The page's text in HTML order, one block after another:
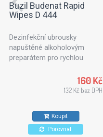
Buzil Budenat Rapid
Wipes D 444
Dezinfekční ubrousky
napuštěné alkoholovým
preparátem pro rychlou
utěrky vhodné pro použití v
potravinářském průmyslu,
povrchů odolných proti
působení alkoholů.
160 Kč
132 Kč bez DPH
Koupit
Porovnat